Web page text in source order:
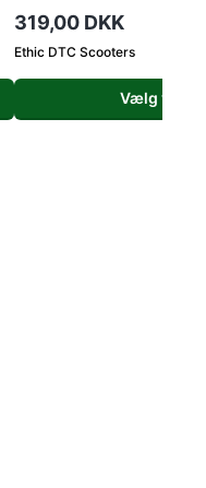
319,00 DKK
Ethic DTC Scooters
Vælg